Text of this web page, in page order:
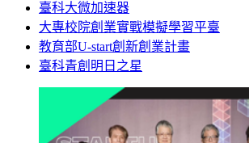
臺科大微加速器
大專校院創業實戰模擬學習平臺
教育部U-start創新創業計畫
臺科青創明日之星